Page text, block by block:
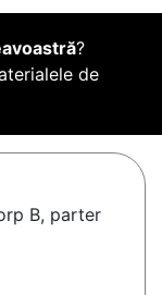
?
de
B, parter